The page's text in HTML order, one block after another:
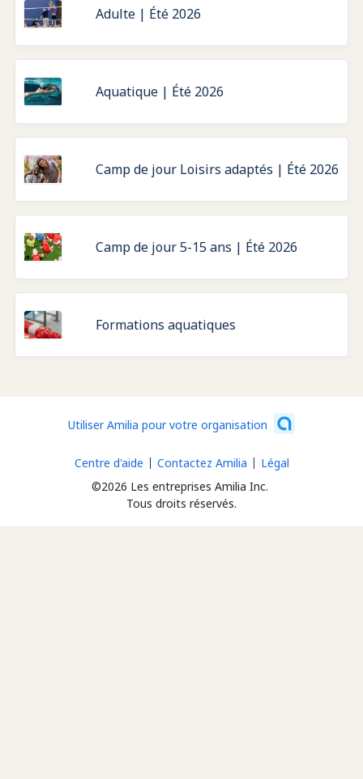
Adulte | Été 2026
Aquatique | Été 2026
Camp de jour Loisirs adaptés | Été 2026
Camp de jour 5-15 ans | Été 2026
Formations aquatiques
Utiliser Amilia pour votre organisation
©2026 Les entreprises Amilia Inc.
Tous droits réservés.
Centre d'aide Contactez Amilia Légal